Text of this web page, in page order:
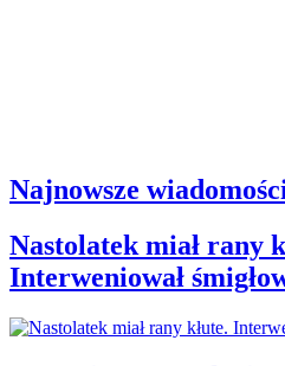
Najnowsze
Nastolatek miał rany
Interweniował